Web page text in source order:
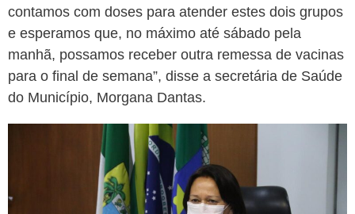
contamos com doses para atender estes dois grupos
e esperamos que, no máximo até sábado pela
manhã, possamos receber outra remessa de vacinas
para o final de semana”, disse a secretária de Saúde
do Município, Morgana Dantas.